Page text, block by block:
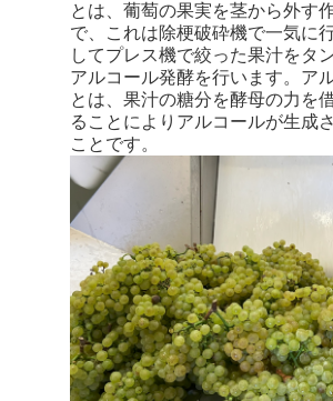
とは、葡萄の果実を茎から外す
で、これは除梗破砕機で一気に
してプレス機で絞った果汁をタ
アルコール発酵を行います。ア
とは、果汁の糖分を酵母の力を
ることによりアルコールが生成
ことです。